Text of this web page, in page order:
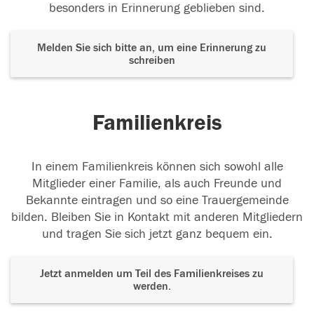
besonders in Erinnerung geblieben sind.
Melden Sie sich bitte an, um eine Erinnerung zu
schreiben
Familienkreis
In einem Familienkreis können sich sowohl alle
Mitglieder einer Familie, als auch Freunde und
Bekannte eintragen und so eine Trauergemeinde
bilden. Bleiben Sie in Kontakt mit anderen Mitgliedern
und tragen Sie sich jetzt ganz bequem ein.
Jetzt anmelden um Teil des Familienkreises zu
werden.